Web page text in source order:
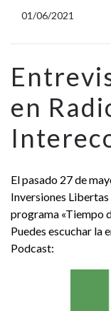
01/06/2021
en
El pasado 27 de
Inversiones
programa «Tiempo
Puedes escuchar la
Podcast: